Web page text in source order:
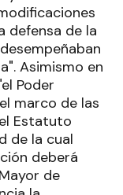
defensa de la
Asimismo en
Poder
marco de las
Estatuto
de la cual
deberá
de